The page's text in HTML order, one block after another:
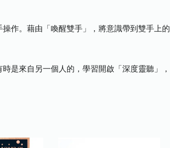
作。藉由「喚醒雙手」，將意識帶到雙手上的
來自另一個人的，學習開啟「深度靈聽」，